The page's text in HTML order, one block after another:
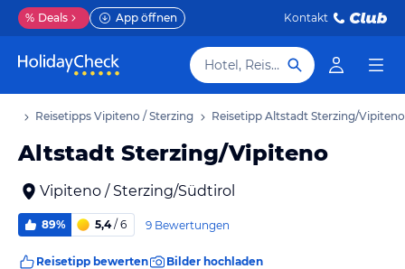
% Deals App öffnen Kontakt
Hotel, Reiseziel
Reisetipps Vipiteno / Sterzing Reisetipp Altstadt Sterzing/Vipiteno
Altstadt Sterzing/Vipiteno
Vipiteno / Sterzing/Südtirol
89% 5,4/ 6 9 Bewertungen
Reisetipp bewerten Bilder hochladen